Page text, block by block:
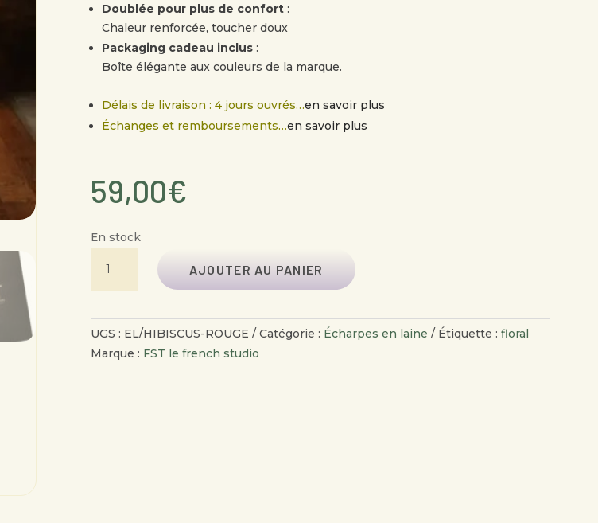
Doublée pour plus de confort:
Chaleur renforcée, toucher doux
Packaging cadeau inclus:
Boîte élégante aux couleurs de la marque.
Délais de livraison : 4 jours ouvrés…en savoir plus
Échanges et remboursements…en savoir plus
59,00€
En stock
DE
ECHARPE
LAINE
HIBISCUS
ROUGE
AJOUTER AU PANIER
UGS : EL/HIBISCUS-ROUGE Catégorie : Écharpes en laine Étiquette : floral
Marque : FST le french studio